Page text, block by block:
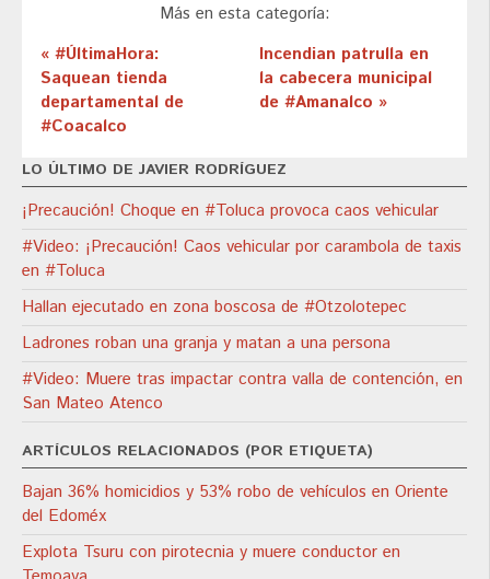
Más en esta categoría:
« #ÚltimaHora:
Saquean tienda
departamental de
#Coacalco
Incendian patrulla en
la cabecera municipal
de #Amanalco »
LO ÚLTIMO DE JAVIER RODRÍGUEZ
¡Precaución! Choque en #Toluca provoca caos vehicular
#Video: ¡Precaución! Caos vehicular por carambola de taxis
en #Toluca
Hallan ejecutado en zona boscosa de #Otzolotepec
Ladrones roban una granja y matan a una persona
#Video: Muere tras impactar contra valla de contención, en
San Mateo Atenco
ARTÍCULOS RELACIONADOS (POR ETIQUETA)
Bajan 36% homicidios y 53% robo de vehículos en Oriente
del Edoméx
Explota Tsuru con pirotecnia y muere conductor en